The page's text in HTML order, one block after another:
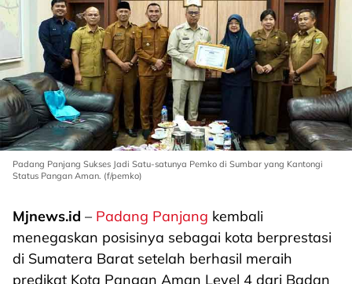
Padang Panjang Sukses Jadi Satu-satunya Pemko di Sumbar yang Kantongi
Status Pangan Aman. (f/pemko)
Mjnews.id – Padang Panjang kembali
menegaskan posisinya sebagai kota berprestasi
di Sumatera Barat setelah berhasil meraih
predikat Kota Pangan Aman Level 4 dari Badan